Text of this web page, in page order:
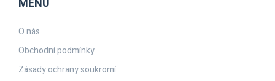
O nás
Obchodní podmínky
Zásady ochrany soukromí